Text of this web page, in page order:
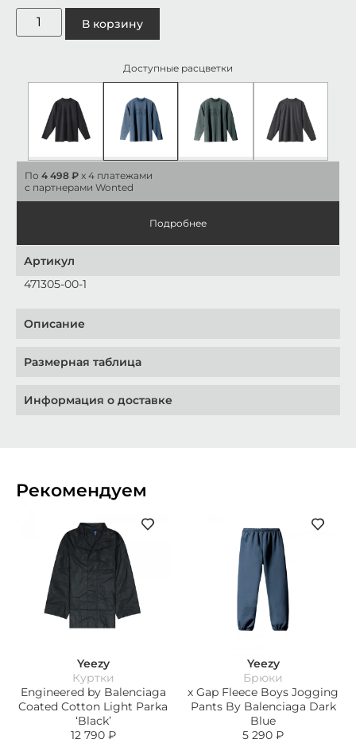
В корзину
Доступные расцветки
По 4 498 ₽ x 4 платежами
с партнерами Wonted
Подробнее
Артикул
471305-00-1
Описание
Размерная таблица
Информация о доставке
Рекомендуем
Yeezy
Куртки
Engineered by Balenciaga
Coated Cotton Light Parka
‘Black’
12 790 ₽
Yeezy
Брюки
х Gap Fleece Boys Jogging
Pants By Balenciaga Dark
Blue
5 290 ₽